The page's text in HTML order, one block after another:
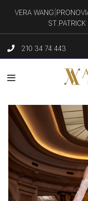
210 34 74 443
VERA WANG
ST.PATRICK